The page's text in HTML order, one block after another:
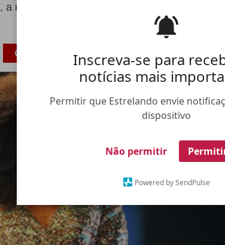
Inscreva-se para
notícias mais
Permitir que Estrelando envie
dispositivo
Não permitir
Powered by SendPulse
, a médica falou sobre o momento que marcou
FALE CONOSCO ANUNCIE NO ESTRELANDO